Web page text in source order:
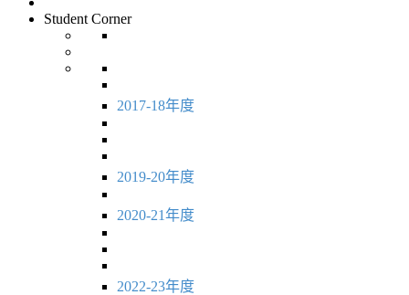
Student Corner
2017-18年度
2019-20年度
2020-21年度
2022-23年度